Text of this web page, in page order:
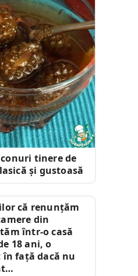
tinere de
și gustoasă
că renunțăm
din
într-o casă
18 ani, o
față dacă nu